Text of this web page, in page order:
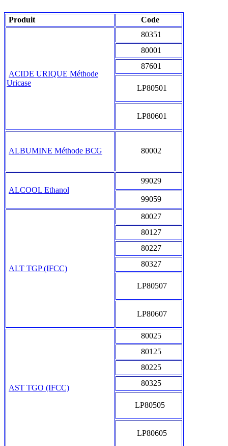
Produit Code
ACIDE URIQUE Méthode
Uricase
80351
80001
87601
LP80501
LP80601
ALBUMINE Méthode BCG 80002
ALCOOL Ethanol
99029
99059
ALT TGP (IFCC)
80027
80127
80227
80327
LP80507
LP80607
AST TGO (IFCC)
80025
80125
80225
80325
LP80505
LP80605